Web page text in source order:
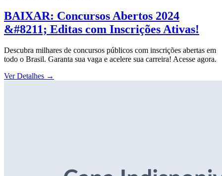
BAIXAR: Concursos Abertos 2024
&#8211; Editas com Inscrições Ativas!
Descubra milhares de concursos públicos com inscrições abertas em
todo o Brasil. Garanta sua vaga e acelere sua carreira! Acesse agora.
Ver Detalhes →